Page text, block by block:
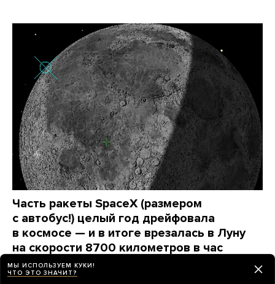
Часть ракеты SpaceX (размером
с автобус!) целый год дрейфовала
в космосе — и в итоге врезалась в Луну
на скорости 8700 километров в час
Не опасно ли это для Земли?
МЫ ИСПОЛЬЗУЕМ КУКИ!
ЧТО ЭТО ЗНАЧИТ?